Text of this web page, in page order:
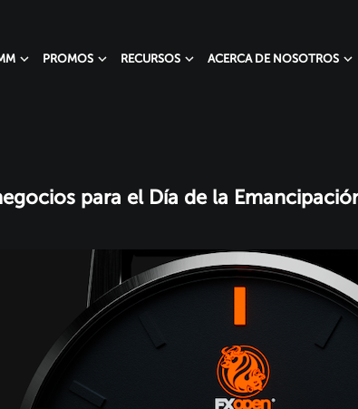
PROMOS RECURSOS ACERCA DE NOSOTROS
para el Día de la